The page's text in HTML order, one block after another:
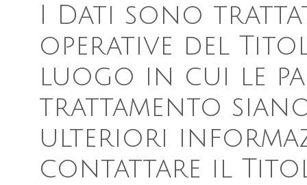
I Dati sono
operative del
luogo in cui le
trattamento
ulteriori
contattare il